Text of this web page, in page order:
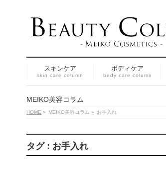
スキンケア
skin care column
ボディケア
body care column
MEIKO美容コラム
HOME » MEIKO美容コラム » お手入れ
タグ : お手入れ